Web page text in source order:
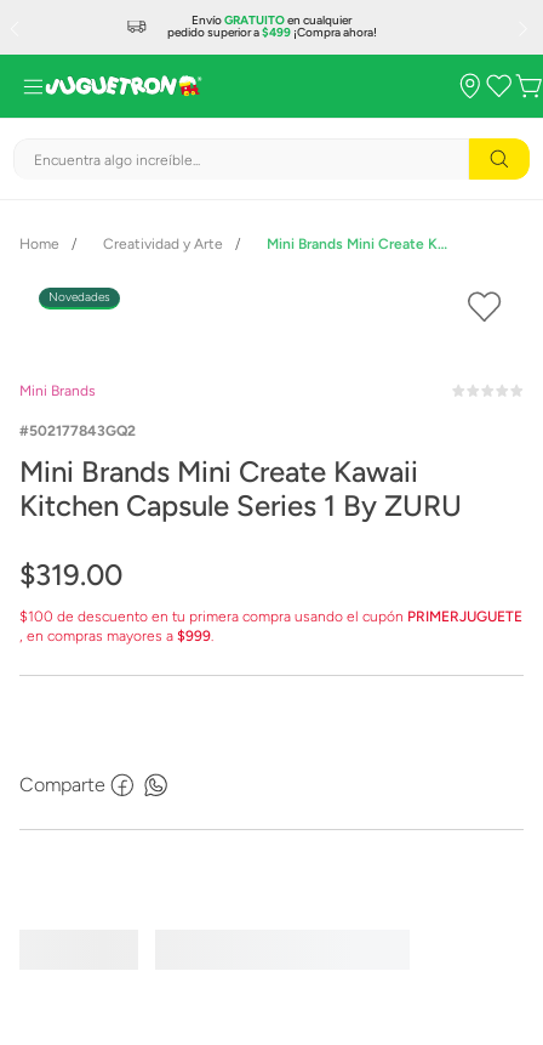
EnvíoGRATUITOen cualquier
pedido superior a$499¡Compra ahora!
Encuentra algo increíble...
Creatividad y Arte Mini Brands Mini Create Kawaii Kitchen Capsule Series 1 By ZURU
Novedades
Mini Brands
502177843GQ2
Mini Brands Mini Create Kawaii
Kitchen Capsule Series 1 By ZURU
$319.00
$100 de descuento en tu primera compra usando el cupón PRIMERJUGUETE
, en compras mayores a $999.
Comparte